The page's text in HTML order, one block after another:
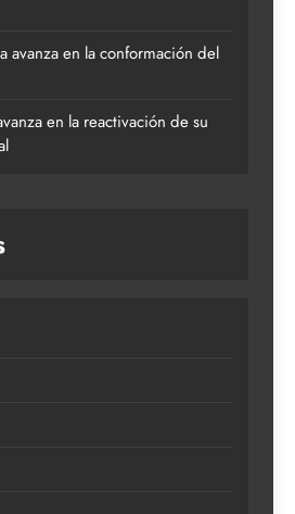
avanza en la conformación del
en la reactivación de su